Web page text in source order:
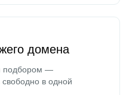
домена
подбором —
в одной